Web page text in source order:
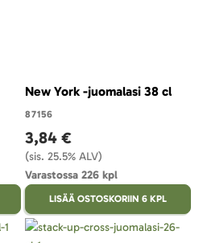
New York -juomalasi 38 cl
87156
3,84 €
(sis. 25.5% ALV)
Varastossa 226 kpl
LISÄÄ OSTOSKORIIN 6 KPL